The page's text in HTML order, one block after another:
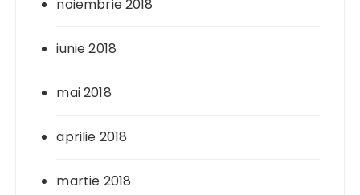
noiembrie 2018
iunie 2018
mai 2018
aprilie 2018
martie 2018